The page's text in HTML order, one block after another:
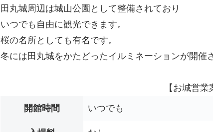
田丸城周辺は城山公園として整備されており
いつでも自由に観光できます。
桜の名所としても有名です。
冬には田丸城をかたどったイルミネーションが開催
【お城営業
開館時間 いつでも